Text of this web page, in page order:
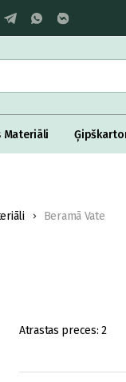
Materiāli
Beramā Vate
Atrastas preces: 2